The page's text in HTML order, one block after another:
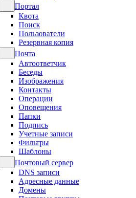
Портал
Квота
Поиск
Пользователи
Резервная копия
Почта
Автоответчик
Беседы
Изображения
Контакты
Операции
Оповещения
Папки
Подпись
Учетные записи
Фильтры
Шаблоны
Почтовый сервер
DNS записи
Адресные данные
Домены